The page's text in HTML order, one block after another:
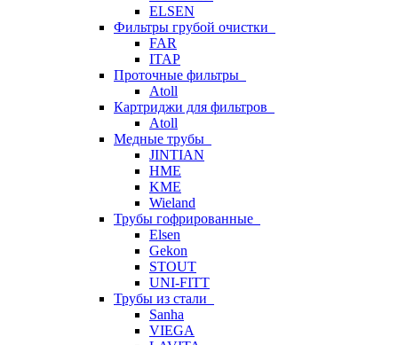
ELSEN
Фильтры грубой очистки
FAR
ITAP
Проточные фильтры
Atoll
Картриджи для фильтров
Atoll
Медные трубы
JINTIAN
HME
KME
Wieland
Трубы гофрированные
Elsen
Gekon
STOUT
UNI-FITT
Трубы из стали
Sanha
VIEGA